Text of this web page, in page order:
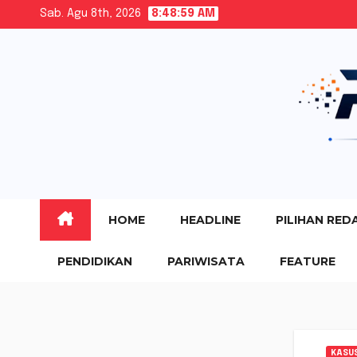
Sab. Agu 8th, 2026 8:49:00 AM
HOME HEADLINE PILIHAN
PENDIDIKAN PARIWISATA FEATURE